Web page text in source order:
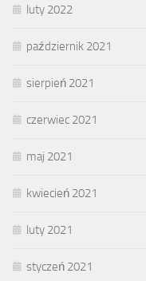
luty 2022
październik 2021
sierpień 2021
czerwiec 2021
maj 2021
kwiecień 2021
luty 2021
styczeń 2021